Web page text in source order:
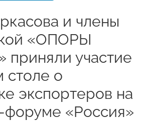
и члены
«ОПОРЫ
участие
столе о
экспортеров на
форуме «Россия»